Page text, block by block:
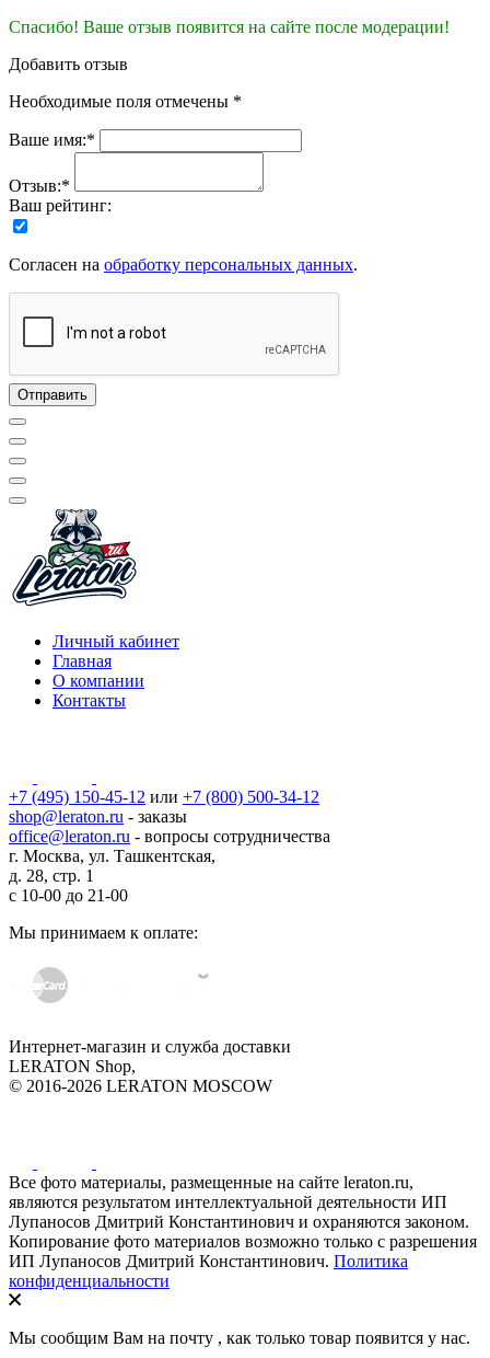
Спасибо! Ваше отзыв появится на сайте после модерации!
Добавить отзыв
Необходимые поля отмечены *
Ваше имя:*
Отзыв:*
Ваш рейтинг:
Согласен на обработку персональных данных.
Личный кабинет
Главная
О компании
Контакты
+7 (495) 150-45-12 или +7 (800) 500-34-12
shop@leraton.ru - заказы
office@leraton.ru - вопросы сотрудничества
г. Москва, ул. Ташкентская,
д. 28, стр. 1
с 10-00 до 21-00
Мы принимаем к оплате:
Интернет-магазин и служба доставки
LERATON Shop,
© 2016-2026 LERATON MOSCOW
Все фото материалы, размещенные на сайте leraton.ru,
являются результатом интеллектуальной деятельности ИП
Лупаносов Дмитрий Константинович и охраняются законом.
Копирование фото материалов возможно только с разрешения
ИП Лупаносов Дмитрий Константинович. Политика
конфиденциальности
Мы сообщим Вам на почту , как только товар появится у нас.